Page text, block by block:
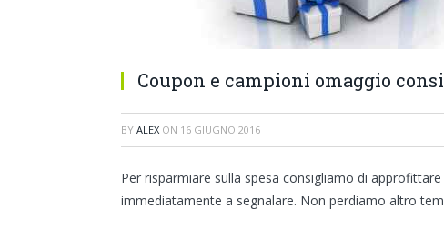
Coupon e campioni omaggio
BY ALEX ON 16 GIUGNO 2016
Per risparmiare sulla spesa consigliamo di approfittare
immediatamente a segnalare. Non perdiamo altro